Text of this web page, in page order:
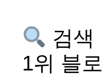
검색
1위 블로